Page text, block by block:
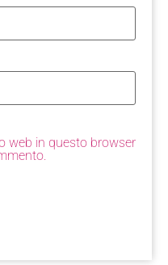
web in questo browser